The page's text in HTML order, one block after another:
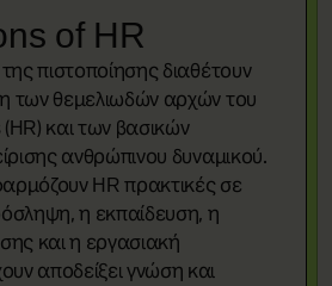
of HR
πιστοποίησης διαθέτουν
των θεμελιωδών αρχών του
και των βασικών
ανθρώπινου δυναμικού.
HR πρακτικές σε
η εκπαίδευση, η
και η εργασιακή
αποδείξει γνώση και